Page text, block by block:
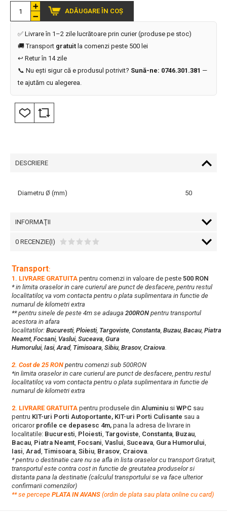
ADĂUGARE ÎN COȘ
✅ Livrare în 1–2 zile lucrătoare prin curier (produse pe stoc)
🚚 Transport gratuit la comenzi peste 500 lei
↩️ Retur în 14 zile
📞 Nu ești sigur că e produsul potrivit? Sună-ne: 0746.301.381 —
te ajutăm cu alegerea.
DESCRIERE
Diametru Ø (mm) 50
INFORMAŢII
0 RECENZIE(I)
Transport:
1. LIVRARE GRATUITA pentru comenzi in valoare de peste 500 RON
* in limita oraselor in care curierul are punct de desfacere, pentru restul
localitatilor, va vom contacta pentru o plata suplimentara in functie de
numarul de kilometri extra
** pentru sinele de peste 4m se adauga 200RON pentru transportul
acestora in afara
localitatilor: Bucuresti, Ploiesti, Targoviste, Constanta, Buzau, Bacau, Piatra
Neamt, Focsani, Vaslui, Suceava, Gura
Humorului, Iasi,Arad, Timisoara, Sibiu, Brasov, Craiova.
2. Cost de 25 RON pentru comenzi sub 500RON
*in limita oraselor in care curierul are punct de desfacere, pentru restul
localitatilor, va vom contacta pentru o plata suplimentara in functie de
numarul de kilometri extra
2. LIVRARE GRATUITA pentru produsele din Aluminiu si WPC sau
pentru KIT-uri Porti Autoportante, KIT-uri Porti Culisante sau a
oricarorprofile ce depasesc 4m, pana la adresa de livrare in
localitatile: Bucuresti, Ploiesti, Targoviste, Constanta, Buzau,
Bacau, Piatra Neamt, Focsani, Vaslui, Suceava, Gura Humorului,
Iasi, Arad, Timisoara, Sibiu, Brasov, Craiova.
* pentru o destinatie care nu se afla in lista oraselor cu transport Gratuit,
transportul este contra cost in functie de greutatea produselor si
distanta pana la destinatie (calculul transportului se va face ulterior
confirmarii comenzilor)
**se percepe PLATA IN AVANS (ordin de plata sau plata online cu card)